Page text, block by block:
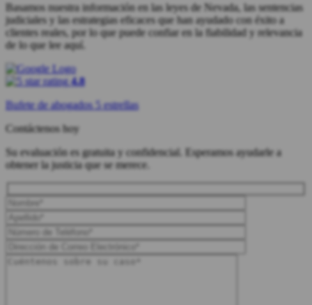
Basamos nuestra información en las leyes de Nevada, las sentencias
judiciales y las estrategias eficaces que han ayudado con éxito a
clientes reales, por lo que puede confiar en la fiabilidad y relevancia
de lo que lee aquí.
4.8
Bufete de abogados 5 estrellas
Contáctenos hoy
Su evaluación es gratuita y confidencial. Esperamos ayudarle a
obtener la justicia que se merece.